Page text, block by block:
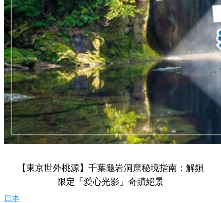
【東京世外桃源】千葉龜岩洞窟秘境指南：解鎖
限定「愛心光影」奇蹟絕景
日本